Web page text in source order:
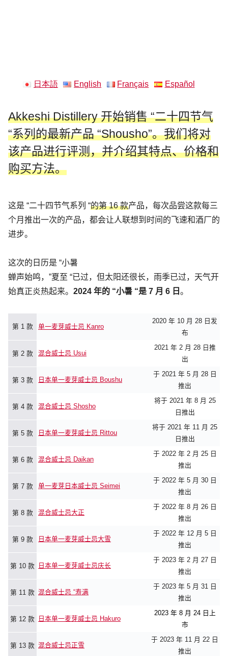
日本語 English Français Español
Akkeshi Distillery 开始销售 “二十四节气
“系列的最新产品 “Shousho”。我们将对
该产品进行评测，并介绍其特点、价格和
购买方法。
这是 “二十四节气系列 “的第 16 款产品，每次品尝这款每三
个月推出一次的产品，都会让人联想到时间的飞速和酒厂的
进步。
这次的日历是 “小暑
蝉声始鸣，”夏至 “已过，但太阳还很长，雨季已过，天气开
始真正炎热起来。 2024 年的 “小暑 “是 7 月 6 日 。
第 1 款 单一麦芽威士忌 Kanro
2020 年 10 月 28 日发
布
第 2 款 混合威士忌 Usui
2021 年 2 月 28 日推
出
第 3 款 日本单一麦芽威士忌 Boushu
于 2021 年 5 月 28 日
推出
第 4 款 混合威士忌 Shosho
将于 2021 年 8 月 25
日推出
第 5 款 日本单一麦芽威士忌 Rittou
将于 2021 年 11 月 25
日推出
第 6 款 混合威士忌 Daikan
于 2022 年 2 月 25 日
推出
第 7 款 单一麦芽日本威士忌 Seimei
于 2022 年 5 月 30 日
推出
第 8 款 混合威士忌大正
于 2022 年 8 月 26 日
推出
第 9 款 日本单一麦芽威士忌大雪
于 2022 年 12 月 5 日
推出
第 10 款 日本单一麦芽威士忌庆长
于 2023 年 2 月 27 日
推出
第 11 款 混合威士忌 “寿满
于 2023 年 5 月 31 日
推出
第 12 款 日本单一麦芽威士忌 Hakuro
2023 年 8 月 24 日上
市
第 13 款 混合威士忌正雪
于 2023 年 11 月 22 日
推出